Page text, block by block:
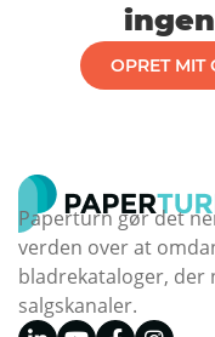
OPRET MIT
Paperturn gør det
verden over at
bladrekataloger, der
salgskanaler.